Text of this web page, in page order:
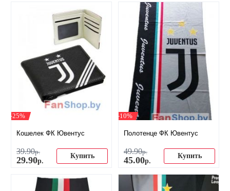
-25%
Кошелек ФК Ювентус
39.90р.
29.90р.
Купить
-10%
Полотенце ФК Ювентус
49.90р.
45.00р.
Купить